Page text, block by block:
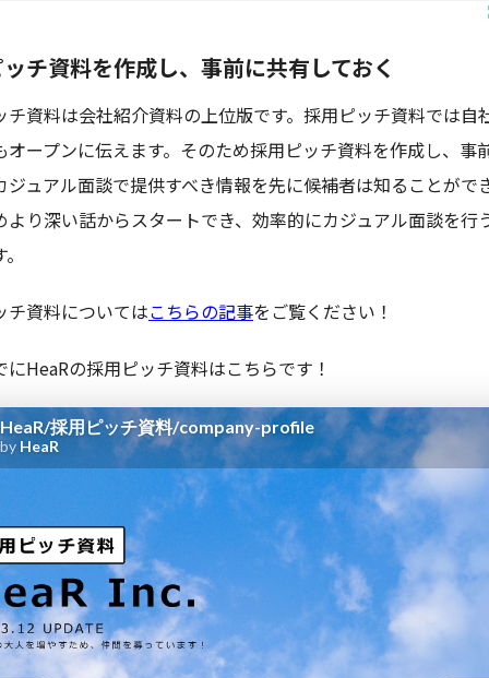
チ資料を作成し、事前に共有しておく
チ資料は会社紹介資料の上位版です。採用ピッチ資料では自
オープンに伝えます。そのため採用ピッチ資料を作成し、事
ジュアル面談で提供すべき情報を先に候補者は知ることがで
より深い話からスタートでき、効率的にカジュアル面談を行
チ資料についてはこちらの記事をご覧ください！
にHeaRの採用ピッチ資料はこちらです！